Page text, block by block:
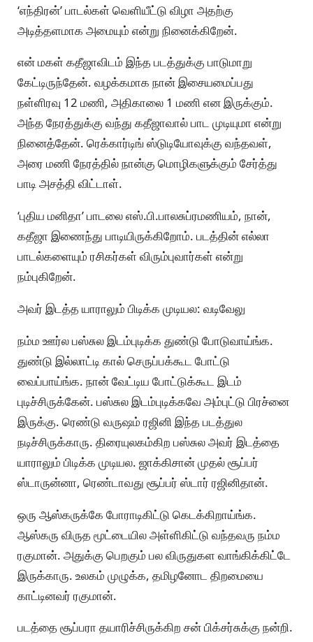
‘எந்திரன்’ பாடல்கள் வெளியீட்டு விழா அதற்கு
அடித்தளமாக அமையும் என்று நினைக்கிறேன்.
என் மகள் கதீஜாவிடம் இந்த படத்துக்கு பாடுமாறு
கேட்டிருந்தேன். வழக்கமாக நான் இசையமைப்பது
நள்ளிரவு 12 மணி, அதிகாலை 1 மணி என இருக்கும்.
அந்த நேரத்துக்கு வந்து கதீஜாவால் பாட முடியுமா என்று
நினைத்தேன். ரெக்கார்டிங் ஸ்டுடியோவுக்கு வந்தவள்,
அரை மணி நேரத்தில் நான்கு மொழிகளுக்கும் சேர்த்து
பாடி அசத்தி விட்டாள்.
‘புதிய மனிதா’ பாடலை எஸ்.பி.பாலசுப்ரமணியம், நான்,
கதீஜா இணைந்து பாடியிருக்கிறோம். படத்தின் எல்லா
பாடல்களையும் ரசிகர்கள் விரும்புவார்கள் என்று
நம்புகிறேன்.
அவர் இடத்த யாராலும் பிடிக்க முடியல: வடிவேலு
நம்ம ஊர்ல பஸ்சுல இடம்புடிக்க துண்டு போடுவாய்ங்க.
துண்டு இல்லாட்டி கால் செருப்பக்கூட போட்டு
வைப்பாய்ங்க. நான் வேட்டிய போட்டுக்கூட இடம்
புடிச்சிருக்கேன். பஸ்சுல இடம்புடிக்கவே அம்புட்டு பிரச்னை
இருக்கு. ரெண்டு வருஷம் ரஜினி இந்த படத்துல
நடிச்சிருக்காரு. திரையுலகம்கிற பஸ்சுல அவர் இடத்தை
யாராலும் பிடிக்க முடியல. ஜாக்கிசான் முதல் சூப்பர்
ஸ்டாருன்னா, ரெண்டாவது சூப்பர் ஸ்டார் ரஜினிதான்.
ஒரு ஆஸ்கருக்கே போராடிகிட்டு கெடக்கிறாய்ங்க.
ஆஸ்கரு விருத மூட்டையில அள்ளிகிட்டு வந்தவரு நம்ம
ரகுமான். அதுக்கு பெறகும் பல விருதுகள வாங்கிக்கிட்டே
இருக்காரு. உலகம் முழுக்க, தமிழனோட திறமையை
காட்டினவர் ரகுமான்.
படத்தை சூப்பரா தயாரிச்சிருக்கிற சன் பிக்சர்சுக்கு நன்றி.